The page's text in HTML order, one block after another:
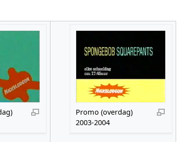
Promo (overdag)
2003-2004